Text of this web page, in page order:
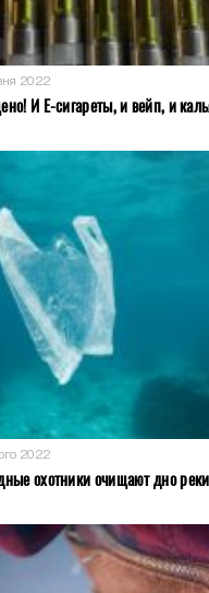
2022
И Е-сигареты, и вейп, и
2022
охотники очищают дно